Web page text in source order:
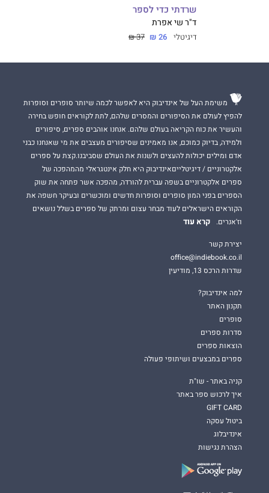
שרדתי כדי לספר
ד"ר שי אפרת
דיגיטלי 26 ₪
37 ₪
משימת העל של אינדיבוק היא לאפשר לכמה שיותר סופרים וסופרות
להפיץ לעולם את הסיפורים והמסרים שלהם, לתת לקוראים חופש בחירה
והעשיר את כוח הקריאה בעולם שלהם. אנחנו אוהבים ספרים, סיפורים
ולמידה, בדיוק כמוכם, אנו מאמינים שסיפורים מעצבים את מי שאנחנו כבני
אדם ומילים יכולות להעצים ולשנות את העולם שסביבנו.קצת על ספרים
אלקטרוניים / דיגיטלייםאינדיבוק היא חלק אינטגראלי מהמהפכה של
ספרים אלקטרוניים בשפה עברית להורדה, מהפכה אשר פתחה את שוק
הספרים בפני המון סופרים וסופרות חדשים ומוכשרים ובעיקר חשפה את
הקוראים הישראלים לעוד מבחר עצום ומרתק של ספרים בשלל נושאים
וז'אנרים.
קרא עוד
יצירת קשר
office@indiebook.co.il
שדרות הרכס 13, מודיעין
למה אינדיבוק?
תקנון האתר
סופרים
סדרות ספרים
הוצאות ספרים
ספרים במבצעים ושיתופי פעולה
קניה באתר - שו"ת
איך לרכוש ספר באתר
GIFT CARD
ביטול עסקה
אינדיבלוג
הצהרת נגישות